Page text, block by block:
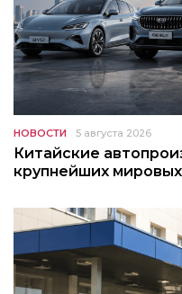
НОВОСТИ 5 августа 2026
Китайские
крупнейших